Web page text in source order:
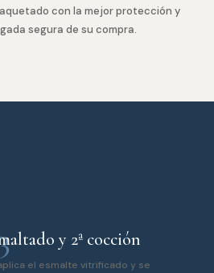
con la mejor protección y
segura de su compra.
y 2ª cocción
el esmalte vitrificado y se